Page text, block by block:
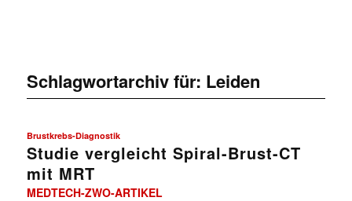
Schlagwortarchiv für: Leiden
Brustkrebs-Diagnostik
Studie vergleicht Spiral-Brust-CT
mit MRT
MEDTECH-ZWO-ARTIKEL